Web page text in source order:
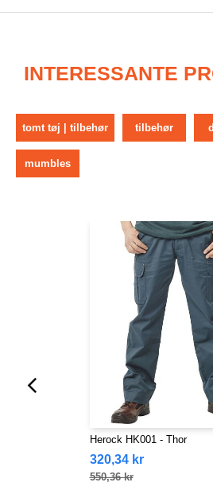
INTERESSANTE
tomt tøj | tilbehør tilbehør
mumbles
Herock HK001 - Thor
320,34 kr
550,36 kr